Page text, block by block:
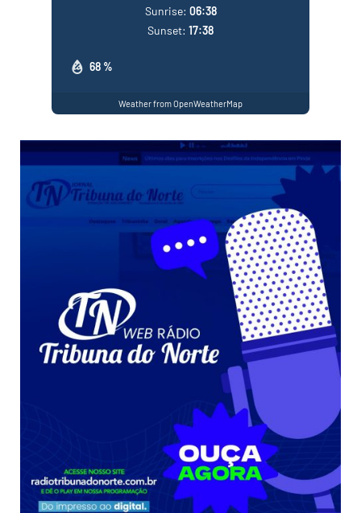
68 %
Sunrise: 06:38
Sunset: 17:38
Weather from OpenWeatherMap